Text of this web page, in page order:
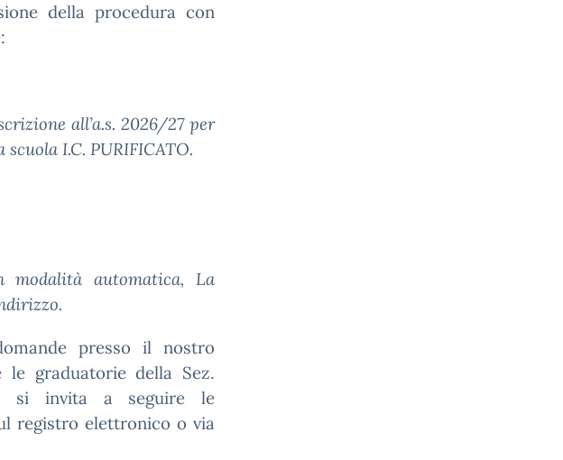
della procedura con
all’a.s. 2026/27 per
I.C. PURIFICATO.
modalità automatica, La
presso il nostro
graduatorie della Sez.
si invita a seguire le
registro elettronico o via